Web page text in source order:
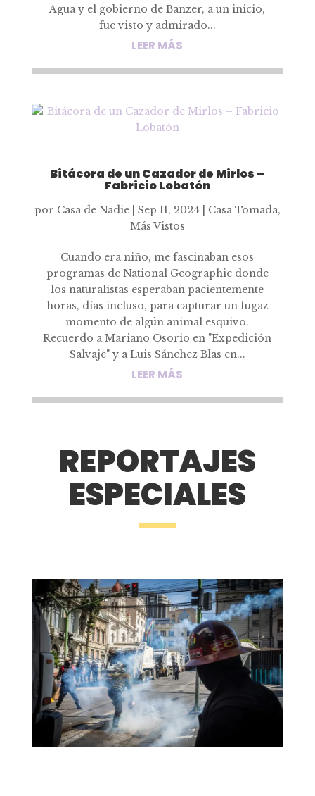
Agua y el gobierno de Banzer, a un inicio,
fue visto y admirado...
LEER MÁS
Bitácora de un Cazador de Mirlos –
Fabricio Lobatón
por Casa de Nadie| Sep 11, 2024 Casa Tomada,
Más Vistos
Cuando era niño, me fascinaban esos
programas de National Geographic donde
los naturalistas esperaban pacientemente
horas, días incluso, para capturar un fugaz
momento de algún animal esquivo.
Recuerdo a Mariano Osorio en "Expedición
Salvaje" y a Luis Sánchez Blas en...
LEER MÁS
REPORTAJES
ESPECIALES